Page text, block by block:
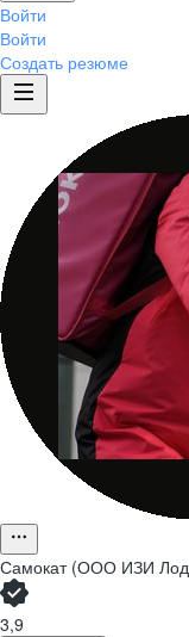
Войти
Войти
Создать резюме
Самокат (ООО ИЗИ
3,9